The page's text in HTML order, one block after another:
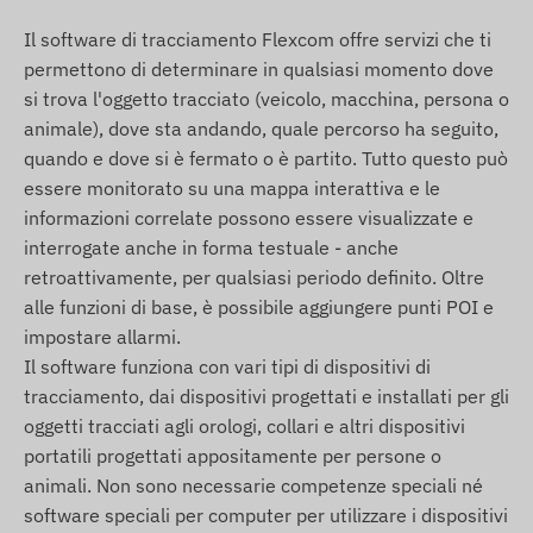
Il corretto funzionamento del dispositivo richiede
una connessione attiva ai sistemi satellitari di
localizzazione e alle reti degli operatori mobili.
Questi garantiscono la raccolta e la trasmissione
dei dati, nonché la comunicazione con il telefono
del proprietario o, nel caso dell'uso di un software
di tracciamento, con il sistema centrale di raccolta
e elaborazione dati. Il dispositivo comunica
tramite le reti degli operatori mobili, utilizzando
una scheda SIM inserita (sostituibile).
Regioni operative
Il dispositivo e compatibile con le reti GSM
operanti nelle seguenti regioni:
2G: Mondo
Il software di tracciamento Flexcom offre servizi che ti
permettono di determinare in qualsiasi momento dove
si trova l'oggetto tracciato (veicolo, macchina, persona o
animale), dove sta andando, quale percorso ha seguito,
quando e dove si è fermato o è partito. Tutto questo può
essere monitorato su una mappa interattiva e le
informazioni correlate possono essere visualizzate e
interrogate anche in forma testuale - anche
retroattivamente, per qualsiasi periodo definito. Oltre
alle funzioni di base, è possibile aggiungere punti POI e
impostare allarmi.
Il software funziona con vari tipi di dispositivi di
tracciamento, dai dispositivi progettati e installati per gli
oggetti tracciati agli orologi, collari e altri dispositivi
portatili progettati appositamente per persone o
animali. Non sono necessarie competenze speciali né
software speciali per computer per utilizzare i dispositivi